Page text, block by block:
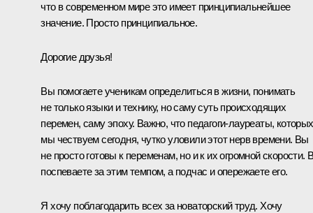
что в современном мире это имеет принципиальнейшее
значение. Просто принципиальное.
Дорогие друзья!
Вы помогаете ученикам определиться в жизни, понимать
не только языки и технику, но саму суть происходящих
перемен, саму эпоху. Важно, что педагоги-лауреаты, которых
мы чествуем сегодня, чутко уловили этот нерв времени. Вы
не просто готовы к переменам, но и к их огромной скорости.
поспеваете за этим темпом, а подчас и опережаете его.
Я хочу поблагодарить всех за новаторский труд. Хочу